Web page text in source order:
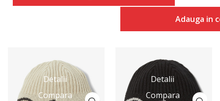
Adauga in
Detalii
Compara
Detalii
Compara